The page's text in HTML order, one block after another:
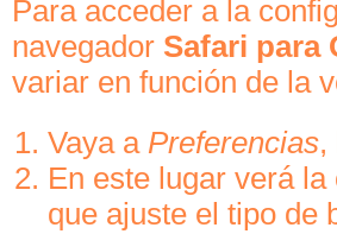
Para acceder a la
navegador Safari para
variar en función de la
Vaya a Preferencias,
En este lugar verá la
que ajuste el tipo de